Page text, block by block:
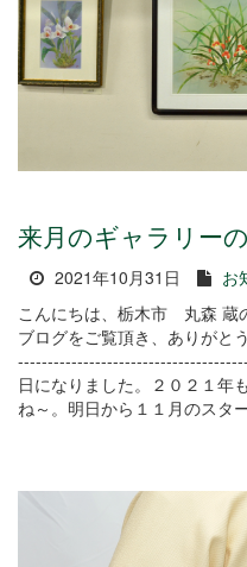
来月のギャラリーの
2021年10月31日 お
こんにちは、栃木市 丸森 蔵
ブログをご覧頂き、ありが
日になりました。２０２１年
ね～。明日から１１月のスタ